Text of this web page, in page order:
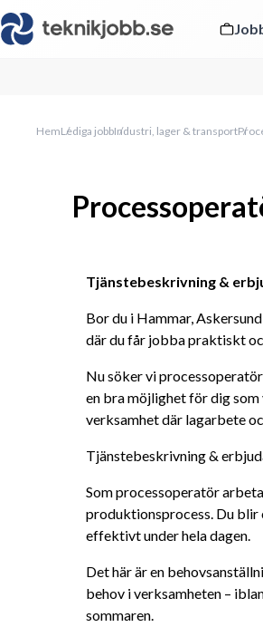
HemLediga jobbIndustri, lager & transport
Tjänstebeskrivning &
Bor du i Hammar,
där du får jobba praktiskt
Nu söker vi
en bra möjlighet för dig
verksamhet där lagarbete
Tjänstebeskrivning &
Som processoperatör
produktionsprocess. Du blir
effektivt under hela dagen.
Det här är en
behov i verksamheten –
sommaren.